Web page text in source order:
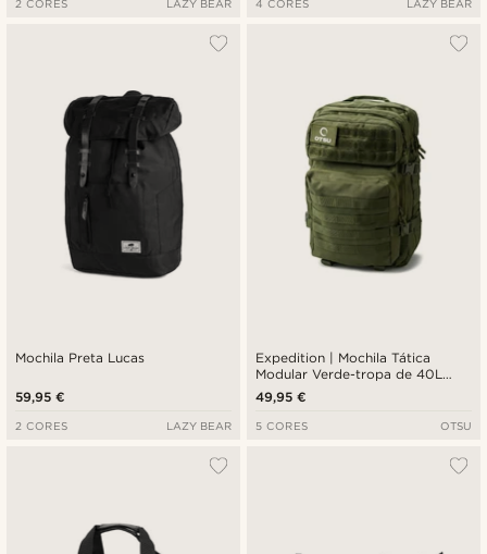
2 CORES LAZY BEAR 4 CORES LAZY BEAR
Mochila Preta Lucas
59,95 €
2 CORES LAZY BEAR
Expedition | Mochila Tática
Modular Verde-tropa de 40L
com Painel de Distintivos
49,95 €
5 CORES OTSU